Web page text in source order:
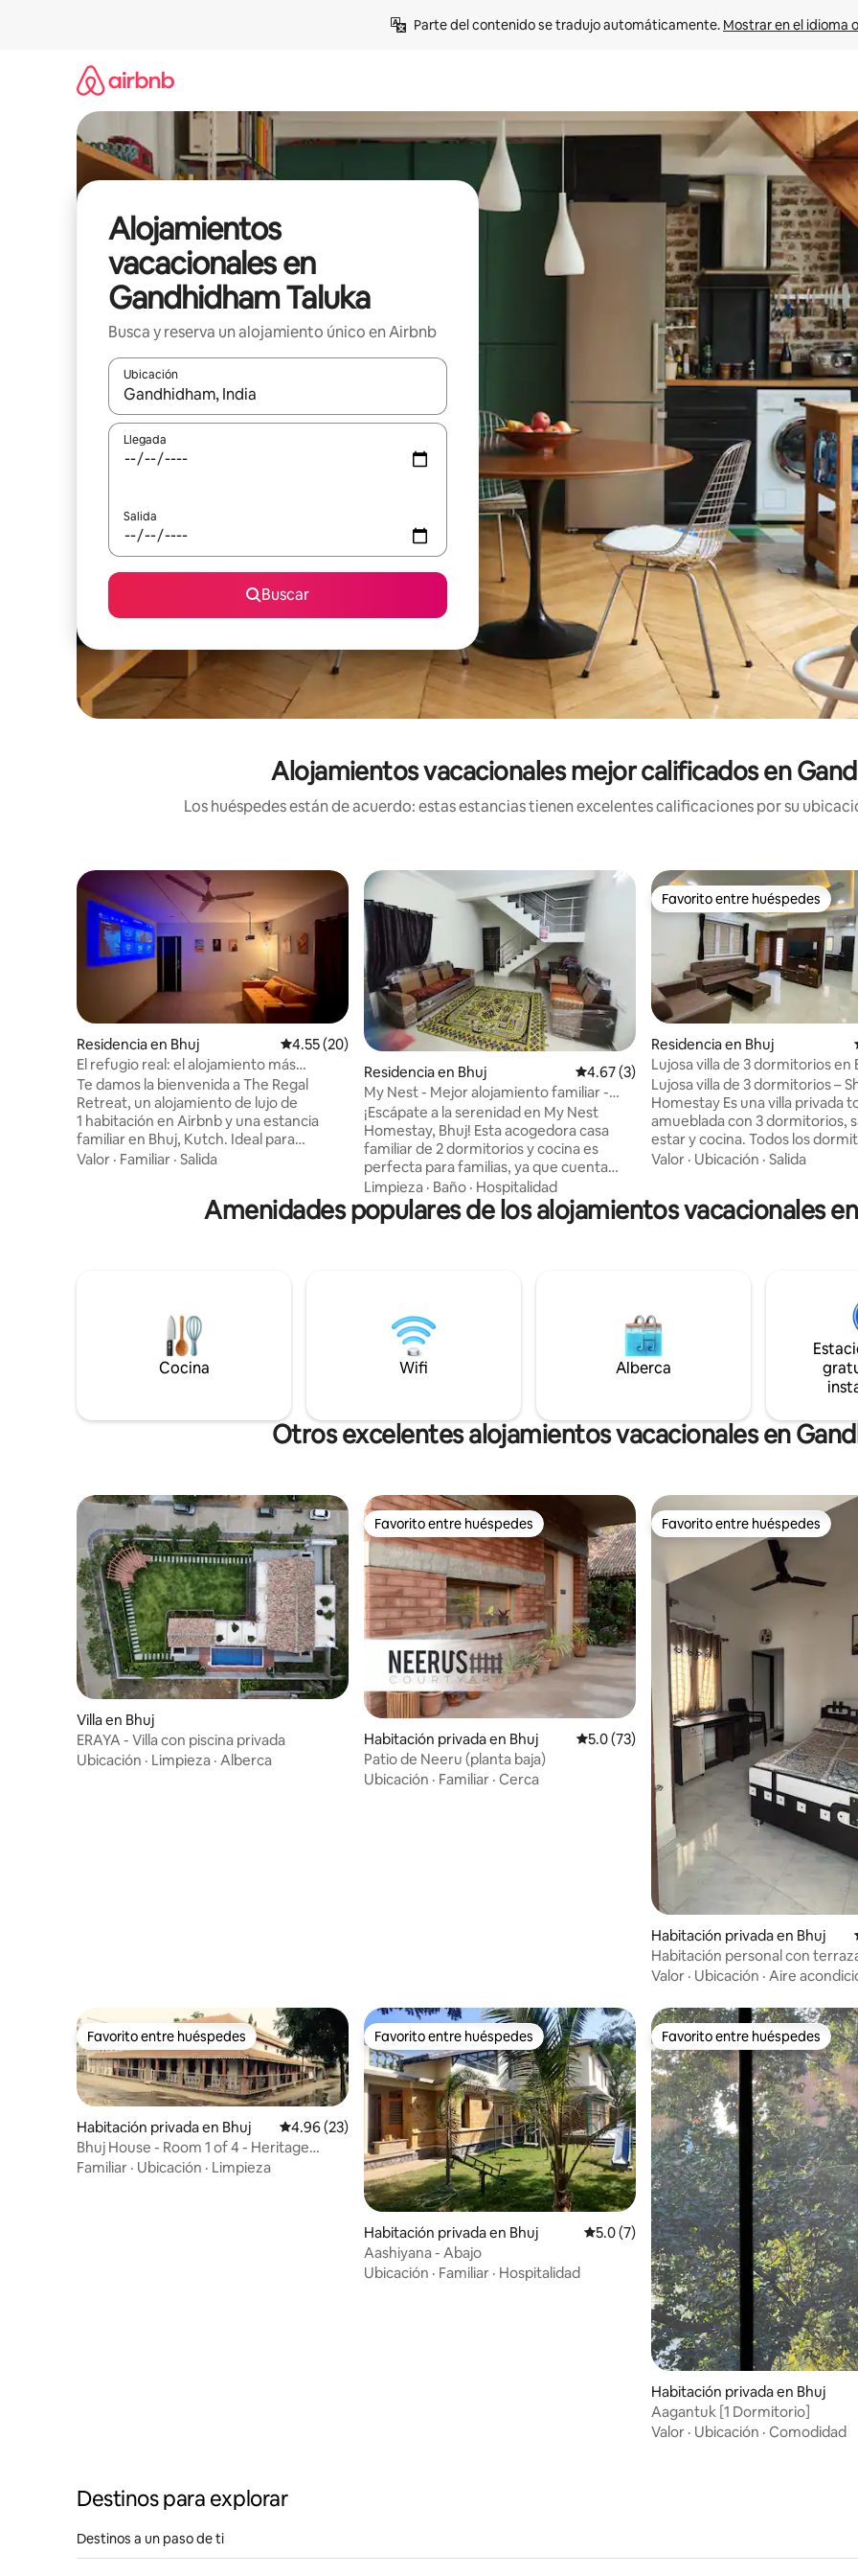
Parte del contenido se tradujo automáticamente. Mostrar en el idioma
Alojamientos
vacacionales en
Gandhidham Taluka
Busca y reserva un alojamiento único en Airbnb
Ubicación
Cuando los resultados estén disponibles, podrás navegar usando las teclas de las flechas hacia arriba y hacia abajo, o
Llegada
Salida
Buscar
Alojamientos vacacionales mejor calificados en
Los huéspedes están de acuerdo: estas estancias tienen excelentes calificaciones por su
Residencia en Bhuj Calificación promedio: 4.55 de 5; 20 evaluaciones
4.55 (20)
El refugio real: el alojamiento más
exclusivo de Bhuj
Te damos la bienvenida a The Regal
Retreat, un alojamiento de lujo de
1 habitación en Airbnb y una estancia
familiar en Bhuj, Kutch. Ideal para
parejas, familias y viajeros, el estudio
para noches de cine, cortinas opacas y
Alojamiento seguro verificado por la
policía, con servicio de recogida,
excursiones locales y servicios de
fotografía disponibles. Punto de partida
Mandvi y el Rann de Kutch.
Valor · Familiar · Salida
Residencia en Bhuj Calificación promedio: 4.67 de 5; 3
4.67 (3)
My Nest - Mejor alojamiento familiar -
Estancia cómoda y tranquila
¡Escápate a la serenidad en My Nest
Homestay, Bhuj! Esta acogedora casa
familiar de 2 dormitorios y cocina es
perfecta para familias, ya que cuenta
con: - Dormitorios con aire
acondicionado, baños y calentadores de
agua adjuntos - Amplia sala de estar -
tranquila en Airport Road. Distancia -
Aeropuerto de Bhuj: 1,5 km. - Estación de
tren/terminal de autobuses: 3,5 km - D-
Mart - 1 km. - Todos los restaurantes: de
Limpieza · Baño · Hospitalidad
Favorito entre huéspedes
Favorito entre huéspedes
Residencia en Bhuj
Lujosa villa de 3 dormitorios en
Shivani Homestay
Lujosa villa de 3 dormitorios –
Homestay Es una villa privada
amueblada con 3 dormitorios,
estar y cocina. Todos los
tienen aire acondicionado.
espejo, jabón de manos, gel de
la zona de la casa está
conexión wifi gratuita. Diviértete con
toda la familia en este
estilo.
Valor · Ubicación · Salida
Amenidades populares de los alojamientos vacacionales
Cocina Wifi Alberca
Otros excelentes alojamientos vacacionales en
Villa en Bhuj
ERAYA - Villa con piscina privada
Ubicación · Limpieza · Alberca
Favorito entre huéspedes
Favorito entre huéspedes
Habitación privada en Bhuj Calificación promedio: 5.0 de 5; 73
5.0 (73)
Patio de Neeru (planta baja)
Ubicación · Familiar · Cerca
Favorito entre huéspedes
Favorito entre huéspedes
Habitación privada en Bhuj
Habitación personal con
Valor · Ubicación · Aire
Favorito entre huéspedes
Favorito entre huéspedes
Habitación privada en Bhuj Calificación promedio: 4.96 de 5; 23 evaluaciones
4.96 (23)
Bhuj House - Room 1 of 4 - Heritage
Homestay
Familiar · Ubicación · Limpieza
Favorito entre huéspedes
Favorito entre huéspedes
Habitación privada en Bhuj Calificación promedio: 5.0 de 5; 7
5.0 (7)
Aashiyana - Abajo
Ubicación · Familiar · Hospitalidad
Favorito entre huéspedes
Favorito entre huéspedes
Habitación privada en Bhuj
Aagantuk [1 Dormitorio]
Valor · Ubicación · Comodidad
Destinos para explorar
Destinos a un paso de ti